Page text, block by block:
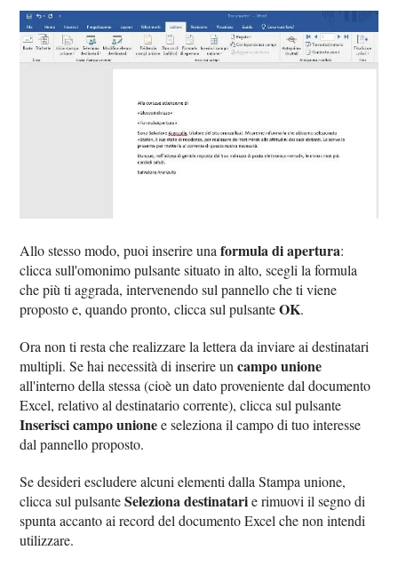
Allo stesso modo, puoi inserire unaformula di apertura:
clicca sull'omonimo pulsante situato in alto, scegli la formula
che più ti aggrada, intervenendo sul pannello che ti viene
proposto e, quando pronto, clicca sul pulsanteOK.
Ora non ti resta che realizzare la lettera da inviare ai destinatari
multipli. Se hai necessità di inserire uncampo unione
all'interno della stessa (cioè un dato proveniente dal documento
Excel, relativo al destinatario corrente), clicca sul pulsante
Inserisci campo unionee seleziona il campo di tuo interesse
dal pannello proposto.
Se desideri escludere alcuni elementi dalla Stampa unione,
clicca sul pulsanteSeleziona destinatarie rimuovi il segno di
spunta accanto ai record del documento Excel che non intendi
utilizzare.